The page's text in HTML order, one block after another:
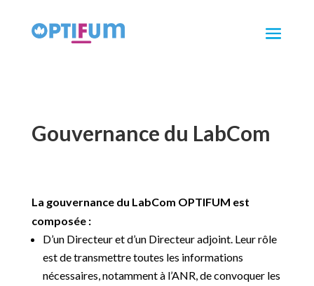
Gouvernance du LabCom
La gouvernance du LabCom OPTIFUM est
composée :
D’un Directeur et d’un Directeur adjoint. Leur rôle
est de transmettre toutes les informations
nécessaires, notamment à l’ANR, de convoquer les